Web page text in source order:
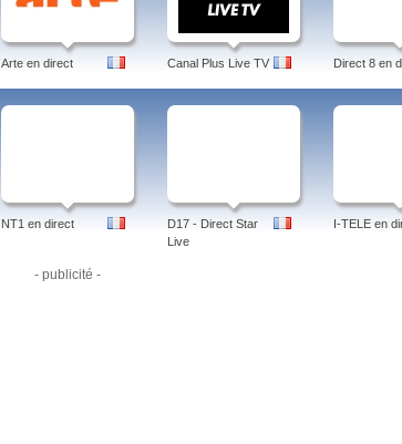
Arte en direct Canal Plus Live TV Direct 8 en
NT1 en direct
D17 - Direct Star
Live
I-TELE en
- publicité -